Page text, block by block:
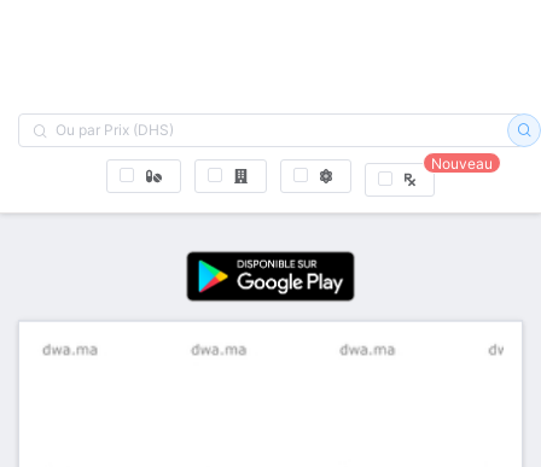
Nouveau